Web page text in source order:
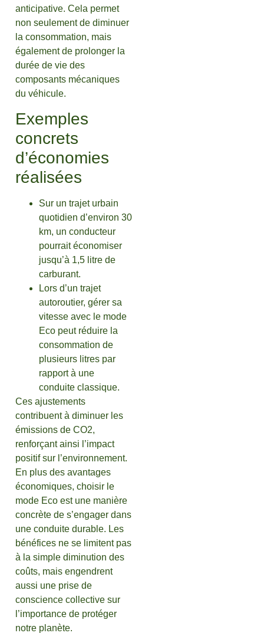
anticipative. Cela permet
non seulement de diminuer
la consommation, mais
également de prolonger la
durée de vie des
composants mécaniques
du véhicule.
Exemples
concrets
d’économies
réalisées
Sur un trajet urbain
quotidien d’environ 30
km, un conducteur
pourrait économiser
jusqu’à 1,5 litre de
carburant.
Lors d’un trajet
autoroutier, gérer sa
vitesse avec le mode
Eco peut réduire la
consommation de
plusieurs litres par
rapport à une
conduite classique.
Ces ajustements
contribuent à diminuer les
émissions de CO2,
renforçant ainsi l’impact
positif sur l’environnement.
En plus des avantages
économiques, choisir le
mode Eco est une manière
concrète de s’engager dans
une conduite durable. Les
bénéfices ne se limitent pas
à la simple diminution des
coûts, mais engendrent
aussi une prise de
conscience collective sur
l’importance de protéger
notre planète.